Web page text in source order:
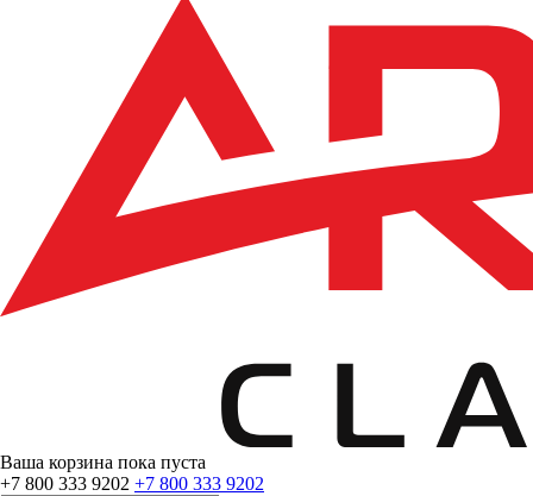
Ваша корзина пока пуста
+7 800 333 9202 +7 800 333 9202